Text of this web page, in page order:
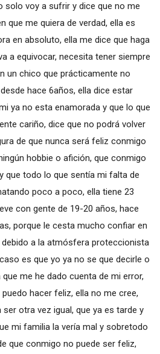
solo voy a sufrir y dice que no me
que me quiera de verdad, ella es
en absoluto, ella me dice que haga
a equivocar, necesita tener siempre
un chico que prácticamente no
hace 6años, ella dice estar
ya no esta enamorada y que lo que
cariño, dice que no podrá volver
de que nunca será feliz conmigo
hobbie o afición, que conmigo
que todo lo que sentía mi falta de
poco a poco, ella tiene 23
con gente de 19-20 años, hace
porque le cesta mucho confiar en
a la atmósfera proteccionista
es que yo ya no se que decirle o
me he dado cuenta de mi error,
hacer feliz, ella no me cree,
otra vez igual, que ya es tarde y
mi familia la vería mal y sobretodo
que conmigo no puede ser feliz,